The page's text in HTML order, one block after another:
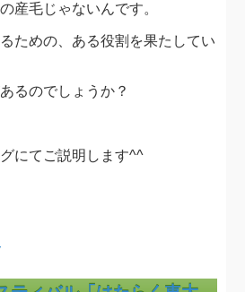
産毛じゃないんです。
ための、ある役割を果たしてい
るのでしょうか？
にてご説明します^^